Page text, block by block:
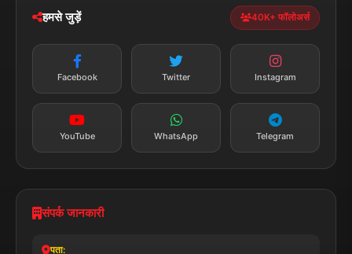
न्यूज़ अलर्ट
तत्काल अपडेट
सब्सक्राइब करें
हमसे जुड़ें 40K+ फॉलोअर्स
Facebook Twitter Instagram
YouTube WhatsApp Telegram
संपर्क जानकारी
पता: